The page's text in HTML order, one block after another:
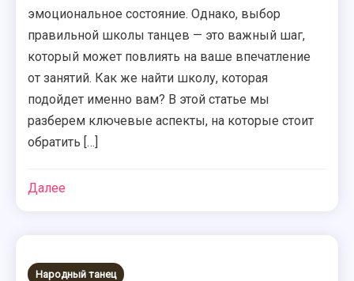
эмоциональное состояние. Однако, выбор
правильной школы танцев — это важный шаг,
который может повлиять на ваше впечатление
от занятий. Как же найти школу, которая
подойдет именно вам? В этой статье мы
разберем ключевые аспекты, на которые стоит
обратить […]
Далее
Народный танец